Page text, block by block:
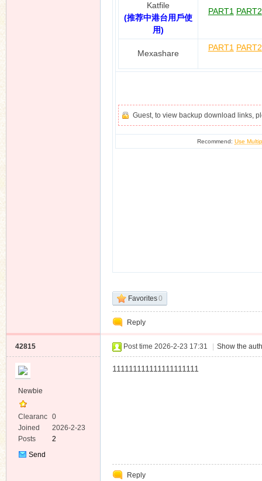
Katfile
(推荐中港台用戶使
用)
PART1 PART2
Mexashare
PART1 PART2
Guest, to view backup download links,
Recommend:Use
Favorites0
Reply
42815
Newbie
Clearanc
e
0
Joined
2026-2-23
Posts
2
Send
Post time 2026-2-23 17:31 Show the
111111111111111111111
Reply